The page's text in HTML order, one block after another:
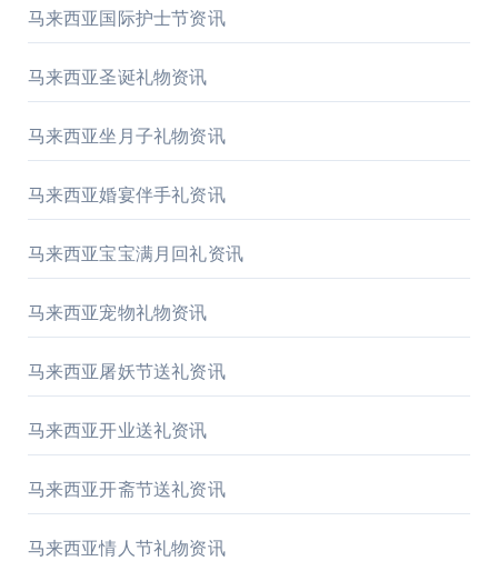
马来西亚国际护士节资讯
马来西亚圣诞礼物资讯
马来西亚坐月子礼物资讯
马来西亚婚宴伴手礼资讯
马来西亚宝宝满月回礼资讯
马来西亚宠物礼物资讯
马来西亚屠妖节送礼资讯
马来西亚开业送礼资讯
马来西亚开斋节送礼资讯
马来西亚情人节礼物资讯